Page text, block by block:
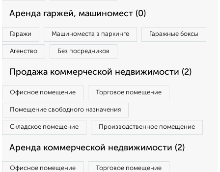
Аренда гаржей, машиномест (0)
Гаражи Машиноместа в паркинге Гаражные боксы
Агенство Без посредников
Продажа коммерческой недвижимости (2)
Офисное помещение Торговое помещение
Помещение свободного назначения
Складское помещение Производственное помещение
Аренда коммерческой недвижимости (2)
Офисное помещение Торговое помещение